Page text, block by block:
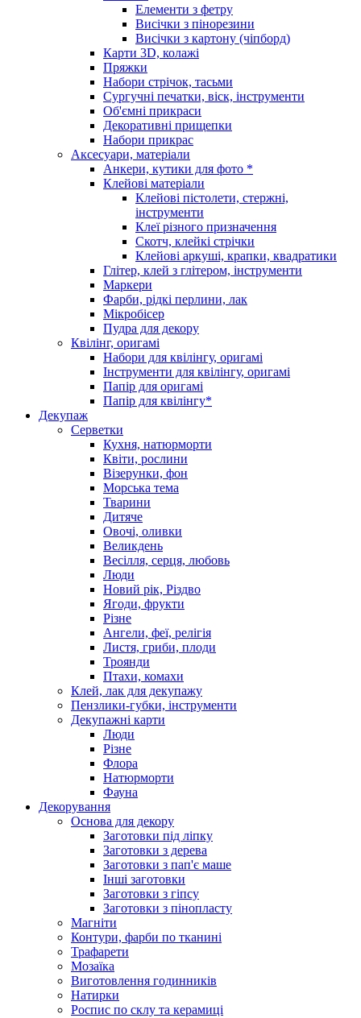
Елементи з фетру
Висічки з пінорезини
Висічки з картону (чіпборд)
Карти 3D, колажі
Пряжки
Набори стрічок, тасьми
Сургучні печатки, віск, інструменти
Об'ємні прикраси
Декоративні прищепки
Набори прикрас
Аксесуари, матеріали
Анкери, кутики для фото *
Клейові матеріали
Клейові пістолети, стержні,
інструменти
Клеї різного призначення
Скотч, клейкі стрічки
Клейові аркуші, крапки, квадратики
Глітер, клей з глітером, інструменти
Маркери
Фарби, рідкі перлини, лак
Мікробісер
Пудра для декору
Квілінг, оригамі
Набори для квілінгу, оригамі
Інструменти для квілінгу, оригамі
Папір для оригамі
Папір для квілінгу*
Декупаж
Серветки
Кухня, натюрморти
Квіти, рослини
Візерунки, фон
Морська тема
Тварини
Дитяче
Овочі, оливки
Великдень
Весілля, серця, любовь
Люди
Новий рік, Різдво
Ягоди, фрукти
Різне
Ангели, феї, релігія
Листя, гриби, плоди
Троянди
Птахи, комахи
Клей, лак для декупажу
Пензлики-губки, інструменти
Декупажні карти
Люди
Різне
Флора
Натюрморти
Фауна
Декорування
Основа для декору
Заготовки під ліпку
Заготовки з дерева
Заготовки з пап'є маше
Інші заготовки
Заготовки з гіпсу
Заготовки з пінопласту
Магніти
Контури, фарби по тканині
Трафарети
Мозаїка
Виготовлення годинників
Натирки
Роспис по склу та керамиці